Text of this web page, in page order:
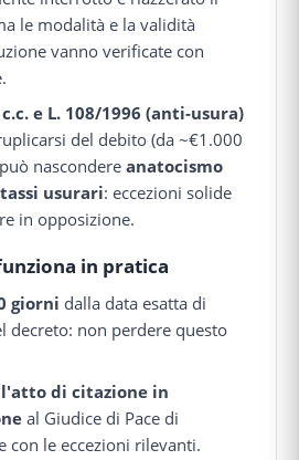
le modalità e la validità
vanno verificate con
e L. 108/1996 (anti-usura)
del debito (da ~€1.000
nascondereanatocismo
usurari: eccezioni solide
in opposizione.
in pratica
giorni dalla data esatta di
decreto: non perdere questo
l'atto di citazione in
al Giudice di Pace di
con le eccezioni rilevanti.